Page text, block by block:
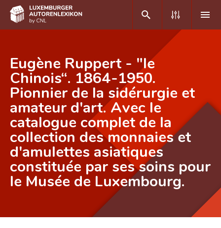
DE FR
Home
Autor(inn)en A-Z
Erweiterte Suche
Häufige Fragen und Antworten
CNL
Forschungsgruppe
Eugène Ruppert - "le
Chinois“. 1864-1950.
Pionnier de la sidérurgie et
amateur d'art. Avec le
catalogue complet de la
collection des monnaies et
d'amulettes asiatiques
constituée par ses soins pour
le Musée de Luxembourg.